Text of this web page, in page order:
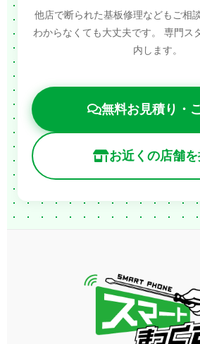
他店で断られた基板修理などもご相
わからなくても大丈夫です。
専門ス
内します。
無料お見積り・
お近くの店舗